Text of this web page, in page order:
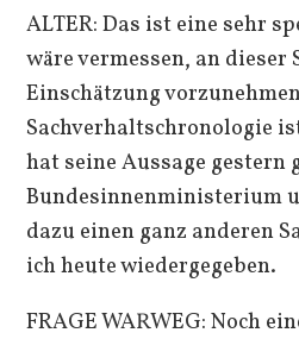
ALTER: Das ist eine sehr
wäre vermessen, an dieser
Einschätzung
Sachverhaltschronologie
hat seine Aussage gestern
Bundesinnenministerium
dazu einen ganz anderen
ich heute wiedergegeben.
FRAGE WARWEG: Noch